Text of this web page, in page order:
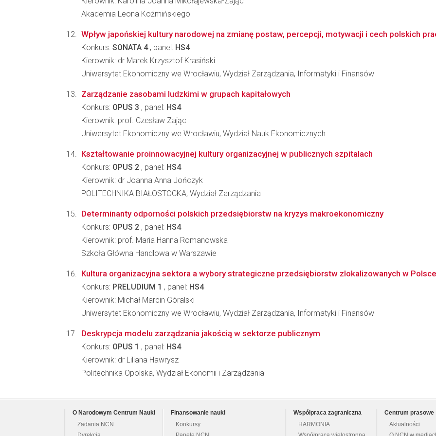
Akademia Leona Koźmińskiego
Wpływ japońskiej kultury narodowej na zmianę postaw, percepcji, motywacji i cech polskich
Konkurs: SONATA 4, panel: HS4
Kierownik: dr Marek Krzysztof Krasiński
Uniwersytet Ekonomiczny we Wrocławiu, Wydział Zarządzania, Informatyki i Finansów
Zarządzanie zasobami ludzkimi w grupach kapitałowych
Konkurs: OPUS 3 , panel: HS4
Kierownik: prof. Czesław Zając
Uniwersytet Ekonomiczny we Wrocławiu, Wydział Nauk Ekonomicznych
Kształtowanie proinnowacyjnej kultury organizacyjnej w publicznych szpitalach
Konkurs: OPUS 2 , panel: HS4
Kierownik: dr Joanna Anna Jończyk
POLITECHNIKA BIAŁOSTOCKA, Wydział Zarządzania
Determinanty odporności polskich przedsiębiorstw na kryzys makroekonomiczny
Konkurs: OPUS 2 , panel: HS4
Kierownik: prof. Maria Hanna Romanowska
Szkoła Główna Handlowa w Warszawie
Kultura organizacyjna sektora a wybory strategiczne przedsiębiorstw zlokalizowanych w Polsce
Konkurs: PRELUDIUM 1 , panel: HS4
Kierownik: Michał Marcin Góralski
Uniwersytet Ekonomiczny we Wrocławiu, Wydział Zarządzania, Informatyki i Finansów
Deskrypcja modelu zarządzania jakością w sektorze publicznym
Konkurs: OPUS 1 , panel: HS4
Kierownik: dr Liliana Hawrysz
Politechnika Opolska, Wydział Ekonomii i Zarządzania
O Narodowym Centrum Nauki
Zadania NCN
Finansowanie nauki
Konkursy
Współpraca zagraniczna
HARMONIA
Centrum prasowe
Aktualności